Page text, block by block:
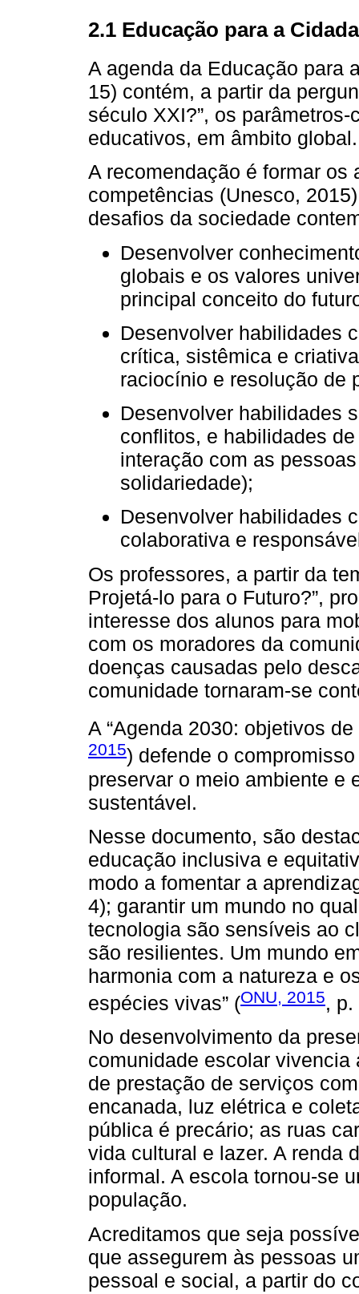
2.1 Educação para a
A agenda da Educação para
15) contém, a partir da
século XXI?”, os
educativos, em âmbito global.
A recomendação é formar os
competências (Unesco,
desafios da sociedade
Desenvolver
globais e os valores
principal conceito do
Desenvolver habilidades
crítica, sistêmica e
raciocínio e resolução de
Desenvolver habilidades
conflitos, e habilidades
interação com as
solidariedade);
Desenvolver habilidades
colaborativa e
Os professores, a partir da
Projetá-lo para o Futuro?”,
interesse dos alunos para
com os moradores da
doenças causadas pelo
comunidade tornaram-se
A “Agenda 2030: objetivos
2015) defende o
preservar o meio ambiente e
sustentável.
Nesse documento, são
educação inclusiva e
modo a fomentar a
4); garantir um mundo no
tecnologia são sensíveis ao
são resilientes. Um mundo
harmonia com a natureza e
espécies vivas” (ONU, 2015, p.
No desenvolvimento da
comunidade escolar
de prestação de serviços
encanada, luz elétrica e
pública é precário; as ruas
vida cultural e lazer. A renda
informal. A escola tornou-se
população.
Acreditamos que seja
que assegurem às pessoas
pessoal e social, a partir do